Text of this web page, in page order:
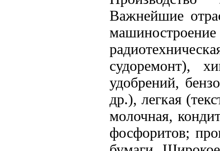
Важнейшие
судоремонт),
удобрений,
др.), легкая
молочная,
фосфоритов;